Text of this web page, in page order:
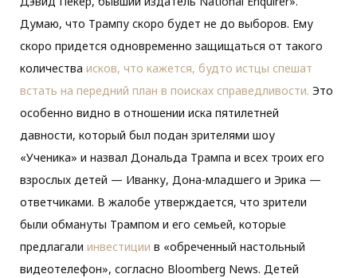
Думаю, что Трампу скоро будет не до выборов. Ему
скоро придется одновременно защищаться от такого
количества исков, что кажется, будто истцы спешат
встать на передний план в поисках справедливости. Это
особенно видно в отношении иска пятилетней
давности, который был подан зрителями шоу
«Ученика» и назвал Дональда Трампа и всех троих его
взрослых детей — Иванку, Дона-младшего и Эрика —
ответчиками. В жалобе утверждается, что зрители
были обмануты Трампом и его семьей, которые
предлагали инвестиции в «обреченный настольный
видеотелефон», согласно Bloomberg News. Детей